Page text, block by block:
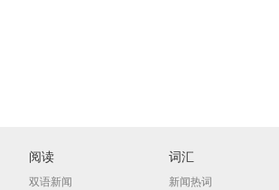
阅读
双语新闻
词汇
新闻热词